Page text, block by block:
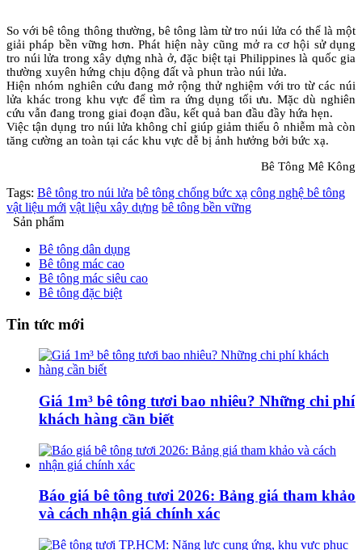
So với bê tông thông thường, bê tông làm từ tro núi lửa có thể là một
giải pháp bền vững hơn. Phát hiện này cũng mở ra cơ hội sử dụng
tro núi lửa trong xây dựng nhà ở, đặc biệt tại Philippines là quốc gia
thường xuyên hứng chịu động đất và phun trào núi lửa.
Hiện nhóm nghiên cứu đang mở rộng thử nghiệm với tro từ các núi
lửa khác trong khu vực để tìm ra ứng dụng tối ưu. Mặc dù nghiên
cứu vẫn đang trong giai đoạn đầu, kết quả ban đầu đầy hứa hẹn.
Việc tận dụng tro núi lửa không chỉ giúp giảm thiểu ô nhiễm mà còn
tăng cường an toàn tại các khu vực dễ bị ảnh hưởng bởi bức xạ.
Bê Tông Mê Kông
Tags: Bê tông tro núi lửa bê tông chống bức xạ công nghệ bê tông
vật liệu mới vật liệu xây dựng bê tông bền vững
Sản phẩm
Bê tông dân dụng
Bê tông mác cao
Bê tông mác siêu cao
Bê tông đặc biệt
Tin tức mới
Giá 1m³ bê tông tươi bao nhiêu? Những chi phí
khách hàng cần biết
Báo giá bê tông tươi 2026: Bảng giá tham khảo
và cách nhận giá chính xác